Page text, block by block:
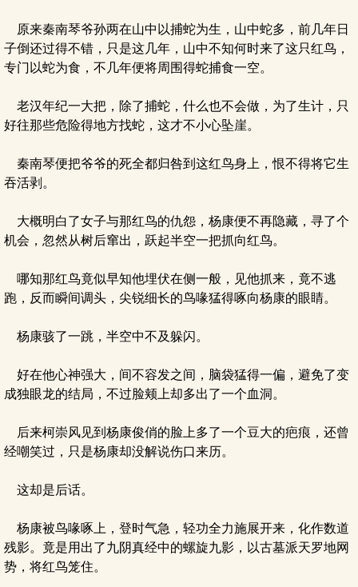
原来秦南琴爷孙两在山中以捕蛇为生，山中蛇多，前几年日
子倒还过得不错，只是这几年，山中不知何时来了这只红鸟，
专门以蛇为食，不几年便将周围得蛇捕食一空。
老汉年纪一大把，除了捕蛇，什么也不会做，为了生计，只
好往那些危险得地方找蛇，这才不小心坠崖。
秦南琴便把爷爷的死全都归咎到这红鸟身上，恨不得将它生
吞活剥。
大概明白了女子与那红鸟的仇怨，杨康便不再隐藏，寻了个
机会，忽然从树后窜出，跃起半空一把抓向红鸟。
哪知那红鸟竟似早知他埋伏在侧一般，见他抓来，竟不逃
跑，反而瞬间调头，尖锐细长的鸟喙猛得啄向杨康的眼睛。
杨康骇了一跳，半空中不及躲闪。
好在他心神强大，间不容发之间，脑袋猛得一偏，避免了变
成独眼龙的结局，不过脸颊上却多出了一个血洞。
后来柯崇风见到杨康俊俏的脸上多了一个豆大的疤痕，还曾
经嘲笑过，只是杨康却没解说伤口来历。
这却是后话。
杨康被鸟喙啄上，登时气急，轻功全力施展开来，化作数道
残影。竟是用出了九阴真经中的螺旋九影，以古墓派天罗地网
势，将红鸟笼住。